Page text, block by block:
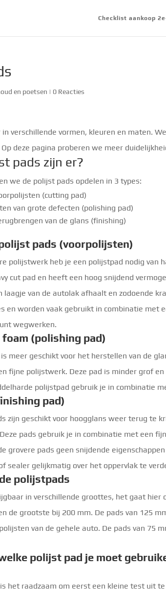
Checklist aankoop
en poetsen | 0 Reacties
in verschillende vormen, kleuren en maten.
deze pagina proberen we meer
pads zijn er?
we de polijst pads opdelen in 3 types:
(cutting pad)
van grote defecten (polishing pad)
van de glans (finishing)
pads (voorpolijsten)
polijstwerk heb je een polijstpad nodig van
cut pad en heeft een hoog snijdend
laagje van de autolak afhaalt en zodoende
en worden vaak gebruikt in combinatie met
wegwerken.
(polishing pad)
meer geschikt voor het herstellen van de
fijne polijstwerk. Deze pad is minder grof
polijstpad gebruik je in combinatie
pad)
zijn geschikt voor hoogglans weer terug te
pads gebruik je in combinatie met een
grovere pads geen snijdende
sealer gelijkmatig over het oppervlak te
de polijstpads
in verschillende groottes, het gaat hier
de grootste bij 200 mm. De pads van 125
van de gehele auto. De pads van 75
polijst pad je moet
het raadzaam om eerst een kleine test uit te